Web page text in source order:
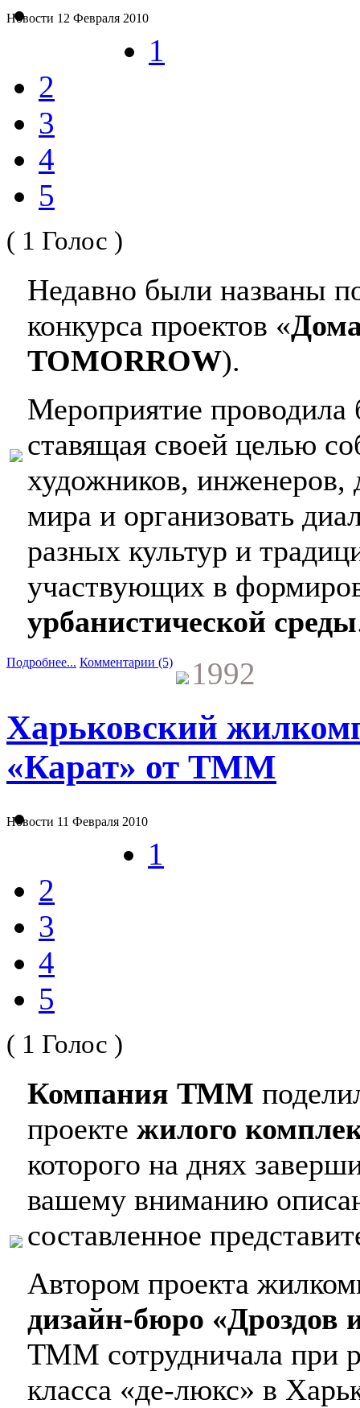
Новости 12 Февраля 2010
1
2
3
4
5
( 1 Голос )
Недавно были названы
конкурса проектов «
TOMORROW).
Мероприятие проводила
ставящая своей целью
художников, инженеров,
мира и организовать
разных культур и
участвующих в
урбанистической среды
Подробнее... Комментарии (5) 1992
Харьковский
«Карат» от ТММ
Новости 11 Февраля 2010
1
2
3
4
5
( 1 Голос )
Компания ТММ
проекте жилого
которого на днях
вашему вниманию
составленное
Автором проекта
дизайн-бюро «Дроздов
ТММ сотрудничала при
класса «де-люкс» в